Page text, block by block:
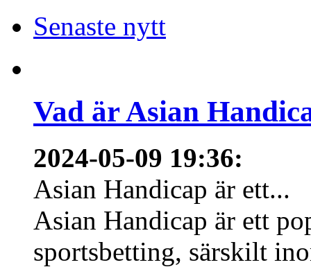
Senaste nytt
Vad är Asian
2024-05-09 19:36:
Asian Handicap är ett...
Asian Handicap är ett
sportsbetting, särskilt